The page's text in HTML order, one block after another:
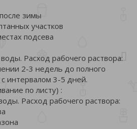
зимы
участков
подсева
Расход рабочего раствора:
2-3 недель до полного
интервалом 3-5 дней.
по листу) :
Расход рабочего раствора: